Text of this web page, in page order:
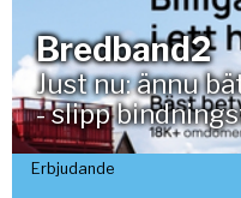
Bredband2
Just nu: ännu
- slipp
Erbjudande